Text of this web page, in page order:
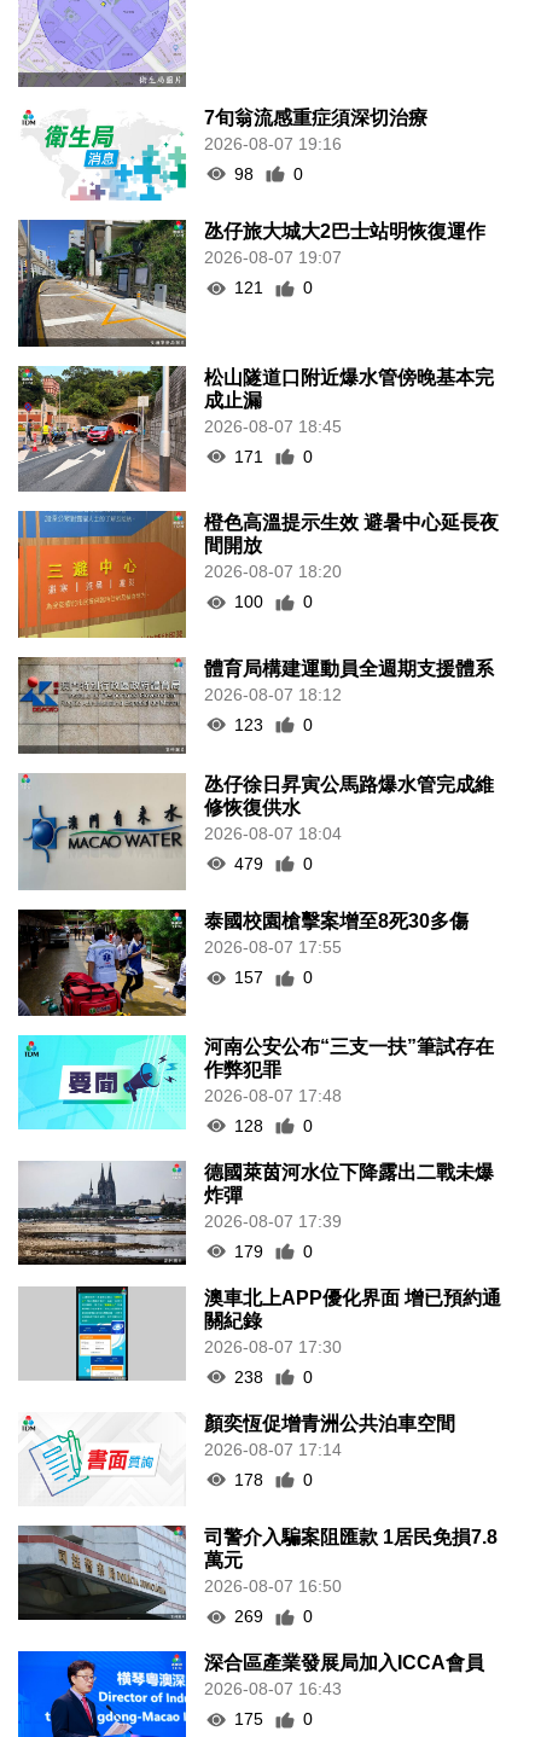
7旬翁流感重症須深切治療
2026-08-07 19:16
98
0
氹仔旅大城大2巴士站明恢復運作
2026-08-07 19:07
121
0
松山隧道口附近爆水管傍晚基本完
成止漏
2026-08-07 18:45
171
0
橙色高溫提示生效 避暑中心延長夜
間開放
2026-08-07 18:20
100
0
體育局構建運動員全週期支援體系
2026-08-07 18:12
123
0
氹仔徐日昇寅公馬路爆水管完成維
修恢復供水
2026-08-07 18:04
479
0
泰國校園槍擊案增至8死30多傷
2026-08-07 17:55
157
0
河南公安公布“三支一扶”筆試存在
作弊犯罪
2026-08-07 17:48
128
0
德國萊茵河水位下降露出二戰未爆
炸彈
2026-08-07 17:39
179
0
澳車北上APP優化界面 增已預約通
關紀錄
2026-08-07 17:30
238
0
顏奕恆促增青洲公共泊車空間
2026-08-07 17:14
178
0
司警介入騙案阻匯款 1居民免損7.8
萬元
2026-08-07 16:50
269
0
深合區產業發展局加入ICCA會員
2026-08-07 16:43
175
0